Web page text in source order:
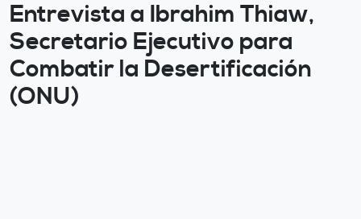
Entrevista a Ibrahim Thiaw,
Secretario Ejecutivo para
Combatir la Desertificación
(ONU)